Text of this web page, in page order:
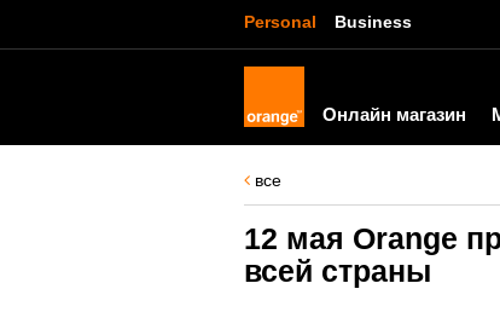
Personal Business
Онлайн магазин
все
12 мая Orange
всей страны